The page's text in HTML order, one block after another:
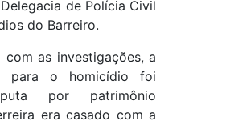
de Polícia Civil
do Barreiro.
com as investigações, a
para o homicídio foi
por patrimônio
era casado com a